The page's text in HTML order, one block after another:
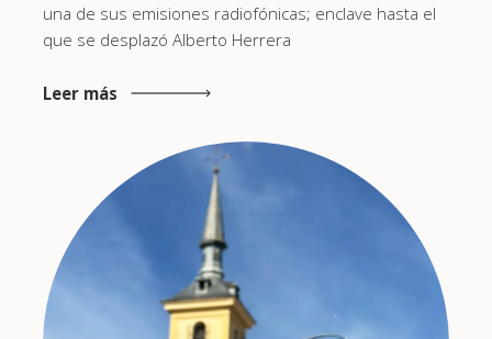
una de sus emisiones radiofónicas; enclave hasta el
que se desplazó Alberto Herrera
Leer más